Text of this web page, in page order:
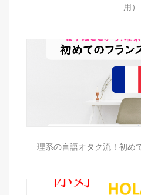
用）
理系の言語オタク流！初め